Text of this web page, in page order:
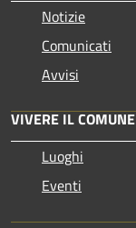
Notizie
Comunicati
Avvisi
VIVERE IL COMUNE
Luoghi
Eventi